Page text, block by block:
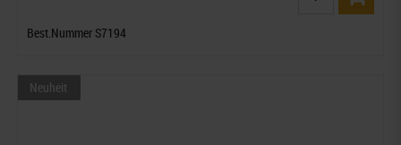
Best.Nummer S7194
Neuheit